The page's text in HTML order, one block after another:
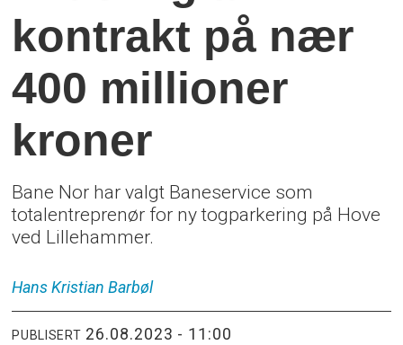
kontrakt på nær
400 millioner
kroner
Bane Nor har valgt Baneservice som
totalentreprenør for ny togparkering på Hove
ved Lillehammer.
Hans Kristian Barbøl
PUBLISERT 26.08.2023 - 11:00